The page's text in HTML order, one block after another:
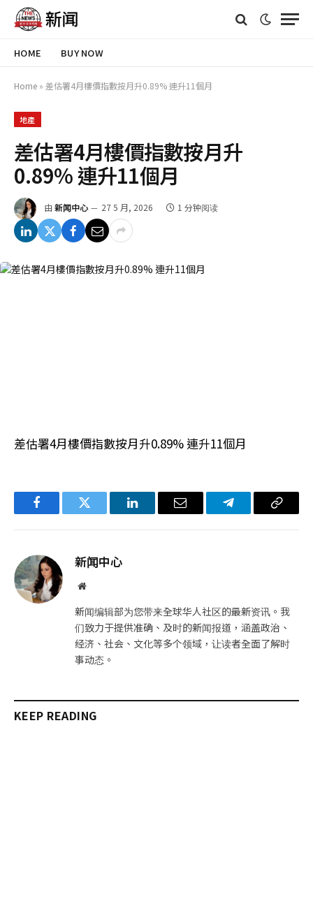
HOME BUY NOW
Home » 差估署4月樓價指數按月升0.89% 連升11個月
地產
差估署4月樓價指數按月升
0.89% 連升11個月
由 新闻中心 27 5 月, 2026 1 分钟阅读
差估署4月樓價指數按月升0.89% 連升11個月
FacebookTwitter LinkedIn电
Telegram复
新闻中心
网
新闻编辑部为您带来全球华人社区的最新资讯。我
们致力于提供准确、及时的新闻报道，涵盖政治、
经济、社会、文化等多个领域，让读者全面了解时
事动态。
KEEP READING